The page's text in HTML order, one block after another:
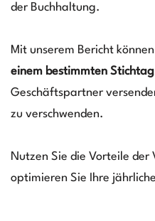
der Buchhaltung.
Mit unserem Bericht
einem bestimmten
Geschäftspartner
zu verschwenden.
Nutzen Sie die Vorteile der
optimieren Sie Ihre